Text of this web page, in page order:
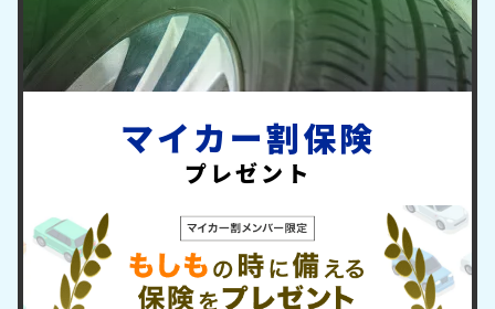
マイカー割保険
プレゼント